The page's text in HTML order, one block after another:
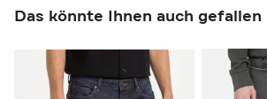
Das könnte Ihnen auch gefallen